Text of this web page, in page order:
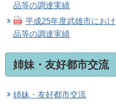
品等の調達実績
平成25年度武雄市にお
品等の調達実績
姉妹・友好都市交流
姉妹・友好都市交流